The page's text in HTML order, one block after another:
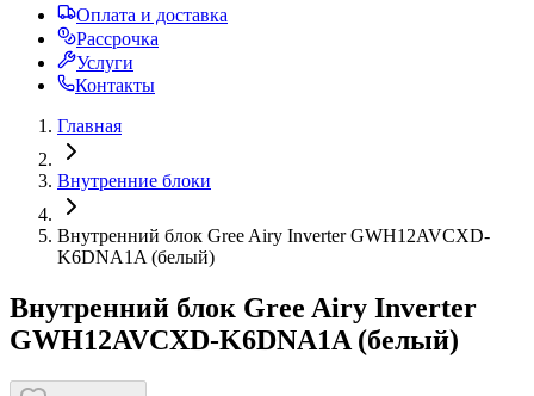
Оплата и доставка
Рассрочка
Услуги
Контакты
Главная
Внутренние блоки
Внутренний блок Gree Airy Inverter GWH12AVCXD-
K6DNA1A (белый)
Внутренний блок Gree Airy Inverter
GWH12AVCXD-K6DNA1A (белый)